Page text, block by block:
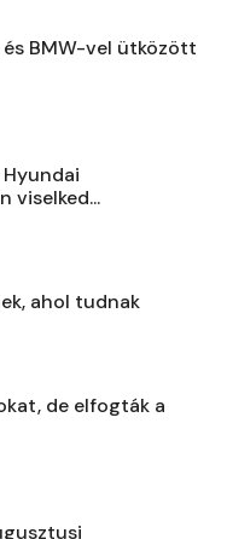
BMW-vel ütközött
viselked...
ahol tudnak
de elfogták a